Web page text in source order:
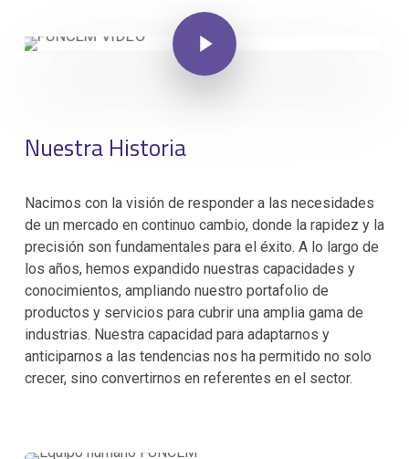
Play Video
Nuestra Historia
Nacimos con la visión de responder a las necesidades
de un mercado en continuo cambio, donde la rapidez y la
precisión son fundamentales para el éxito. A lo largo de
los años, hemos expandido nuestras capacidades y
conocimientos, ampliando nuestro portafolio de
productos y servicios para cubrir una amplia gama de
industrias. Nuestra capacidad para adaptarnos y
anticiparnos a las tendencias nos ha permitido no solo
crecer, sino convertirnos en referentes en el sector.